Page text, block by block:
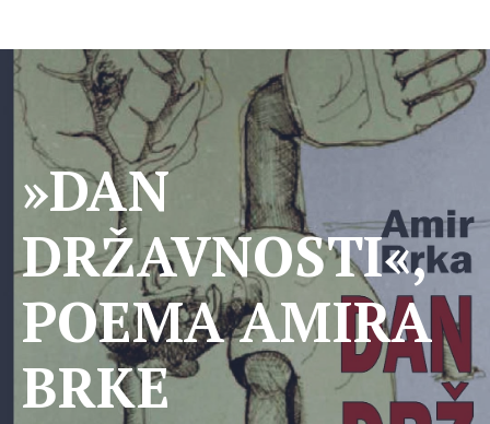
»DAN
DRŽAVNOSTI«,
POEMA AMIRA
BRKE